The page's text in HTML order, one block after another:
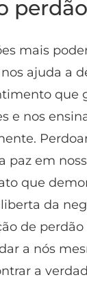
perdão
mais
ajuda a
que
e nos
paz em
que
da
de
a nós
a